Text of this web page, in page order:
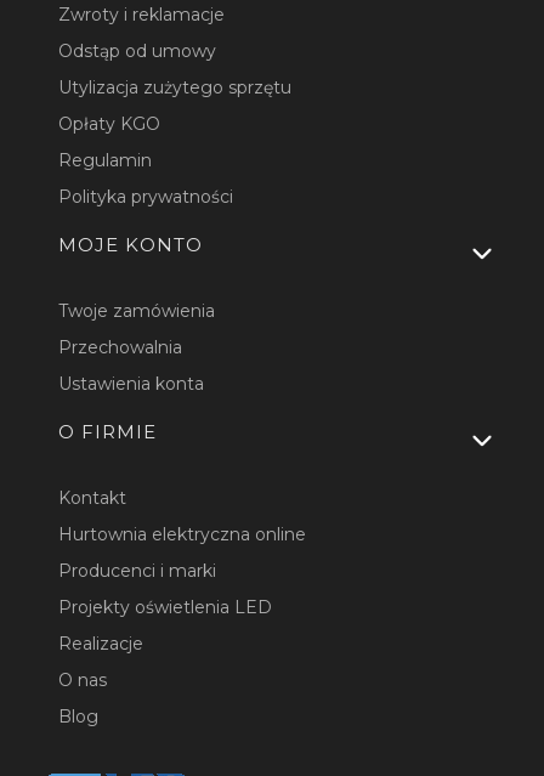
Zwroty i reklamacje
Odstąp od umowy
Utylizacja zużytego sprzętu
Opłaty KGO
Regulamin
Polityka prywatności
MOJE KONTO
Twoje zamówienia
Przechowalnia
Ustawienia konta
O FIRMIE
Kontakt
Hurtownia elektryczna online
Producenci i marki
Projekty oświetlenia LED
Realizacje
O nas
Blog